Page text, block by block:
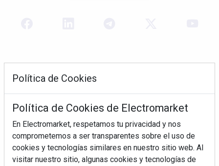
REVISTA 378
Política de Cookies
Política de Cookies de Electromarket
En Electromarket, respetamos tu privacidad y nos
comprometemos a ser transparentes sobre el uso de
cookies y tecnologías similares en nuestro sitio web. Al
visitar nuestro sitio, algunas cookies y tecnologías de